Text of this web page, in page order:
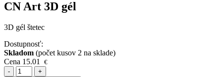
CN Art 3D gél
3D gél štetec
Dostupnosť:
Skladom (počet kusov 2 na sklade)
Cena 15.01 €
-
+